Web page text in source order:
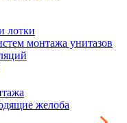
лотки
монтажа унитазов
желоба